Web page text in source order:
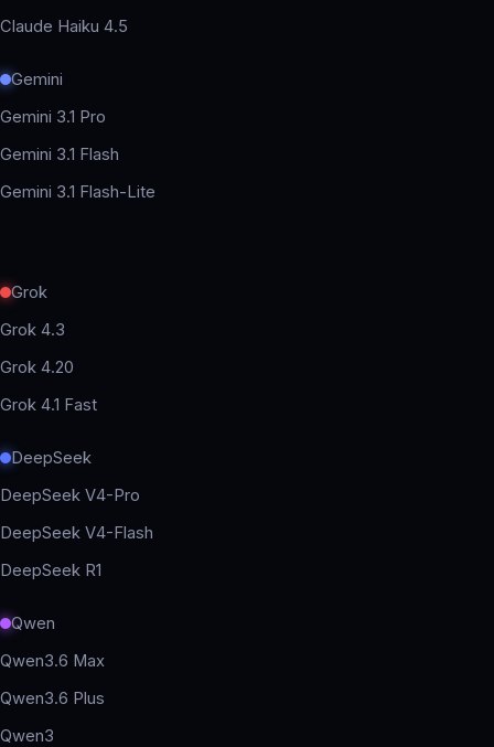
Claude Haiku 4.5
Gemini
Gemini 3.1 Pro
Gemini 3.1 Flash
Gemini 3.1 Flash-Lite
Grok
Grok 4.3
Grok 4.20
Grok 4.1 Fast
DeepSeek
DeepSeek V4-Pro
DeepSeek V4-Flash
DeepSeek R1
Qwen
Qwen3.6 Max
Qwen3.6 Plus
Qwen3